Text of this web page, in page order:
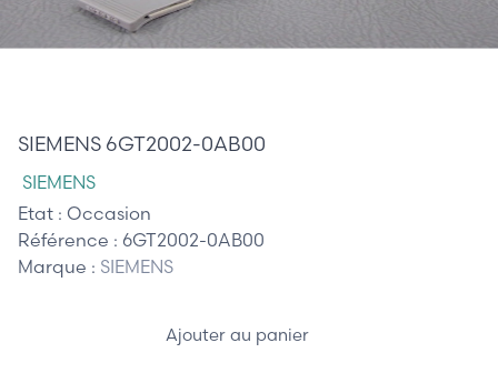
SIEMENS 6GT2002-0AB00
SIEMENS
Etat : Occasion
Référence : 6GT2002-0AB00
Marque : SIEMENS
Ajouter au panier